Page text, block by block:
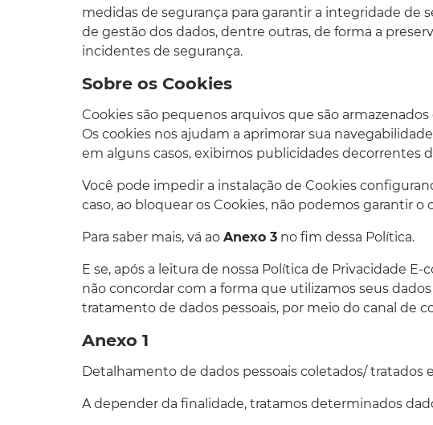
medidas de segurança para garantir a integridade de
de gestão dos dados, dentre outras, de forma a
incidentes de segurança.
Sobre os Cookies
Cookies são pequenos arquivos que são
Os cookies nos ajudam a aprimorar sua
em alguns casos, exibimos publicidades decorrentes
Você pode impedir a instalação de Cookies
caso, ao bloquear os Cookies, não podemos garantir
Para saber mais, vá ao Anexo 3 no fim dessa Política.
E se, após a leitura de nossa Política de Privacidade
não concordar com a forma que utilizamos seus
tratamento de dados pessoais, por meio do canal de
Anexo 1
Detalhamento de dados pessoais coletados/ tratados
A depender da finalidade, tratamos determinados